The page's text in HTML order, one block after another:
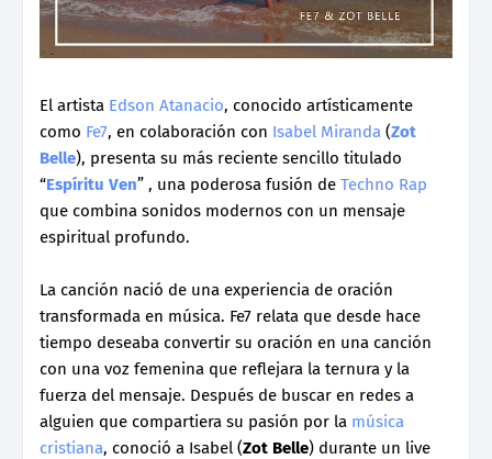
El artista Edson Atanacio, conocido artísticamente
como Fe7, en colaboración con Isabel Miranda (Zot
Belle), presenta su más reciente sencillo titulado
“Espíritu Ven” , una poderosa fusión de Techno Rap
que combina sonidos modernos con un mensaje
espiritual profundo.
La canción nació de una experiencia de oración
transformada en música. Fe7 relata que desde hace
tiempo deseaba convertir su oración en una canción
con una voz femenina que reflejara la ternura y la
fuerza del mensaje. Después de buscar en redes a
alguien que compartiera su pasión por la música
cristiana, conoció a Isabel (Zot Belle) durante un live